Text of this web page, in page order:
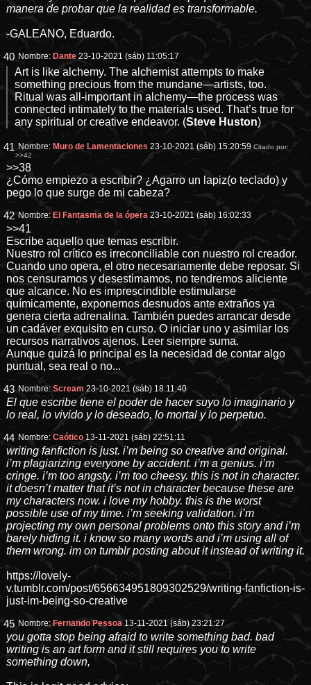
manera de probar que la realidad es transformable.
-GALEANO, Eduardo.
40 Nombre: Dante 23-10-2021 (sáb) 11:05:17
Art is like alchemy. The alchemist attempts to make
something precious from the mundane—artists, too.
Ritual was all-important in alchemy—the process was
connected intimately to the materials used. That’s true for
any spiritual or creative endeavor. (Steve Huston)
41 Nombre: Muro de Lamentaciones 23-10-2021 (sáb) 15:20:59 Citado por:
>>42
>>38
¿Cómo empiezo a escribir? ¿Agarro un lapiz(o teclado) y
pego lo que surge de mi cabeza?
42 Nombre: El Fantasma de la ópera 23-10-2021 (sáb) 16:02:33
>>41
Escribe aquello que temas escribir.
Nuestro rol crítico es irreconciliable con nuestro rol creador.
Cuando uno opera, el otro necesariamente debe reposar. Si
nos censuramos y desestimamos, no tendremos aliciente
que alcance. No es imprescindible estimularse
químicamente, exponernos desnudos ante extraños ya
genera cierta adrenalina. También puedes arrancar desde
un cadáver exquisito en curso. O iniciar uno y asimilar los
recursos narrativos ajenos. Leer siempre suma.
Aunque quizá lo principal es la necesidad de contar algo
puntual, sea real o no...
43 Nombre:Scream 23-10-2021 (sáb) 18:11:40
El que escribe tiene el poder de hacer suyo lo imaginario y
lo real, lo vivido y lo deseado, lo mortal y lo perpetuo.
44 Nombre:Caótico 13-11-2021 (sáb) 22:51:11
writing fanfiction is just. i’m being so creative and original.
i’m plagiarizing everyone by accident. i’m a genius. i’m
cringe. i’m too angsty. i’m too cheesy. this is not in character.
it doesn’t matter that it’s not in character because these are
my characters now. i love my hobby. this is the worst
possible use of my time. i’m seeking validation. i’m
projecting my own personal problems onto this story and i’m
barely hiding it. i know so many words and i’m using all of
them wrong. im on tumblr posting about it instead of writing it.
https://lovely-
v.tumblr.com/post/656634951809302529/writing-fanfiction-is-
just-im-being-so-creative
45 Nombre:Fernando Pessoa 13-11-2021 (sáb) 23:21:27
you gotta stop being afraid to write something bad. bad
writing is an art form and it still requires you to write
something down,